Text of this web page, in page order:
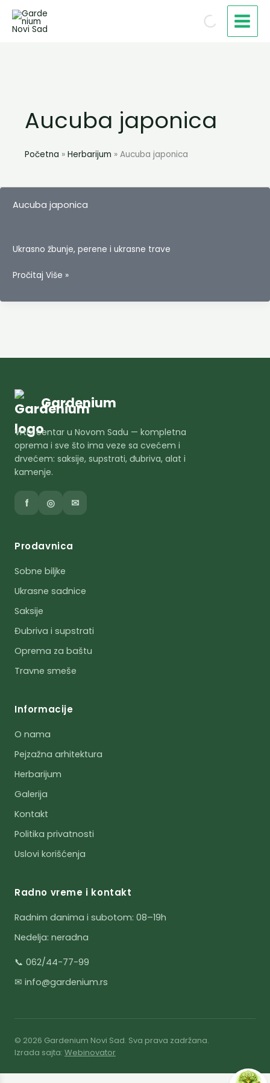
Пређи
Aucuba japonica
Početna Herbarijum Aucuba japonica
Aucuba japonica
Ukrasno žbunje, perene i ukrasne trave
Aucuba
Pročitaj Više »
Gardenium
Vrtni centar u Novom Sadu — kompletna
oprema i sve što ima veze sa cvećem i
drvećem: saksije, supstrati, đubriva, alat i
kamenje.
f ◎ ✉
Prodavnica
Sobne biljke
Ukrasne sadnice
Saksije
Đubriva i supstrati
Oprema za baštu
Travne smeše
Informacije
O nama
Pejzažna arhitektura
Herbarijum
Galerija
Kontakt
Politika privatnosti
Uslovi korišćenja
Radno vreme i kontakt
Radnim danima i subotom: 08–19h
Nedelja: neradna
📞 062/44-77-99
✉ info@gardenium.rs
© 2026 Gardenium Novi Sad. Sva prava zadržana.
Izrada sajta: Webinovator